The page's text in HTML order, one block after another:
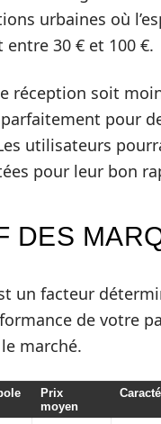
urbaines où
30 € et 100 €.
réception soit
pour
utilisateurs
pour leur bon
DES
un facteur
de votre
marché.
Prix
moyen